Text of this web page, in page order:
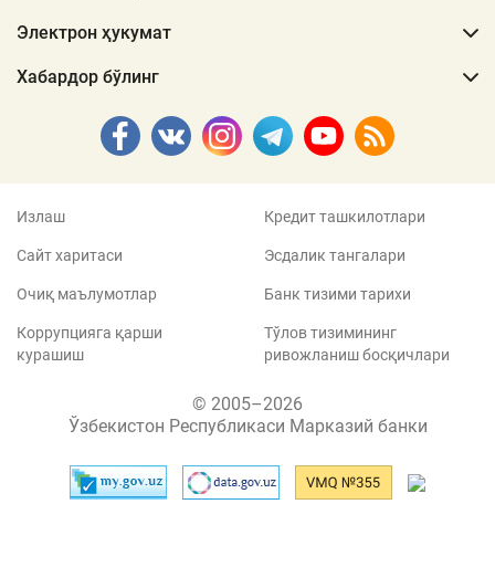
Электрон ҳукумат
Хабардор бўлинг
Излаш
Сайт харитаси
Очиқ маълумотлар
Коррупцияга қарши
курашиш
Кредит ташкилотлари
Эсдалик тангалари
Банк тизими тарихи
Тўлов тизимининг
ривожланиш босқичлари
© 2005–2026
Ўзбекистон Республикаси Марказий банки